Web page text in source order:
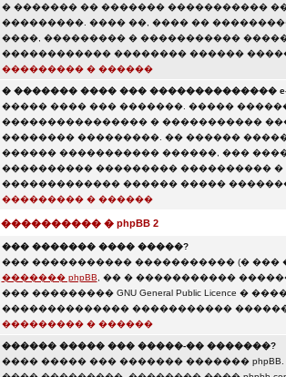
� ������� �� ������� �����������
���������. ���� ��, ���� ��
����, ��������� � �����������
������������ �������� ������
��������� � ������
� ������� ���� ��� ��������������
����� ���� ��� �������. �����
���������������� � �����������
�������� ���������. �� ������
������ ����������� ������, ���
���������� ��������� ����������
������������� ������ �����
��������� � ������
���������� � phpBB 2
��� ������� ���� �����?
��� ����������� ����������� (�
������� phpBB , �� � �����������
��� ��������� GNU General Public Licence
�������������� �����������
��������� � ������
������ ����� ��� �����-�� �������?
���� ����� ��� ������� �������